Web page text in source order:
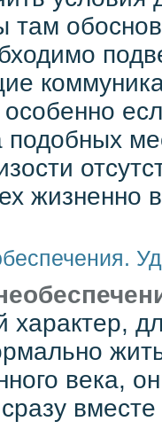
там
особенно
жизненно
характер,
века,